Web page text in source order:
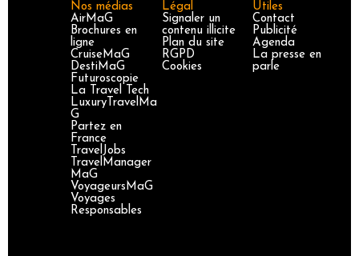
Nos médias
AirMaG
Brochures en
ligne
CruiseMaG
DestiMaG
Futuroscopie
La Travel Tech
LuxuryTravelMa
G
Partez en
France
TravelJobs
TravelManager
MaG
VoyageursMaG
Voyages
Responsables
Légal
Signaler un
contenu illicite
Plan du site
RGPD
Cookies
Utiles
Contact
Publicité
Agenda
La presse en
parle